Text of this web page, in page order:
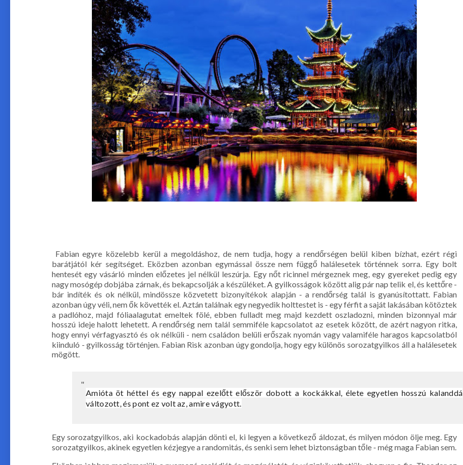
Fabian egyre közelebb kerül a megoldáshoz, de nem tudja, hogy a rendőrségen belül kiben bízhat, ezért régi
barátjától kér segítséget. Eközben azonban egymással össze nem függő halálesetek történnek sorra. Egy bolt
hentesét egy vásárló minden előzetes jel nélkül leszúrja. Egy nőt ricinnel mérgeznek meg, egy gyereket pedig egy
nagy mosógép dobjába zárnak, és bekapcsolják a készüléket. A gyilkosságok között alig pár nap telik el, és kettőre -
bár indíték és ok nélkül, mindössze közvetett bizonyítékok alapján - a rendőrség talál is gyanúsítottatt. Fabian
azonban úgy véli, nem ők követték el. Aztán találnak egy negyedik holttestet is - egy férfit a saját lakásában kötöztek
a padlóhoz, majd fóliaalagutat emeltek fölé, ebben fulladt meg majd kezdett oszladozni, minden bizonnyal már
hosszú ideje halott lehetett. A rendőrség nem talál semmiféle kapcsolatot az esetek között, de azért nagyon ritka,
hogy ennyi vérfagyasztó és ok nélküli - nem családon belüli erőszak nyomán vagy valamiféle haragos kapcsolatból
kiinduló - gyilkosság történjen. Fabian Risk azonban úgy gondolja, hogy egy különös sorozatgyilkos áll a halálesetek
mögött.
Amióta öt héttel és egy nappal ezelőtt először dobott a kockákkal, élete egyetlen hosszú kalanddá
változott, és pont ez volt az, amire vágyott.
Egy sorozatgyilkos, aki kockadobás alapján dönti el, ki legyen a következő áldozat, és milyen módon ölje meg. Egy
sorozatgyilkos, akinek egyetlen kézjegye a randomitás, és senki sem lehet biztonságban tőle - még maga Fabian sem.